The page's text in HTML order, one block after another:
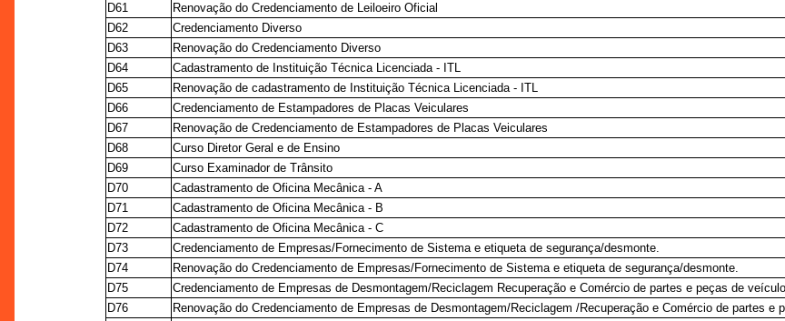
D61
Renovação do Credenciamento de Leiloeiro Oficial
D62
Credenciamento Diverso
D63
Renovação do Credenciamento Diverso
D64
Cadastramento de Instituição Técnica Licenciada - ITL
D65
Renovação de cadastramento de Instituição Técnica Licenciada - ITL
D66
Credenciamento de Estampadores de Placas Veiculares
D67
Renovação de Credenciamento de Estampadores de Placas Veiculares
D68
Curso Diretor Geral e de Ensino
D69
Curso Examinador de Trânsito
D70
Cadastramento de Oficina Mecânica - A
D71
Cadastramento de Oficina Mecânica - B
D72
Cadastramento de Oficina Mecânica - C
D73
Credenciamento de Empresas/Fornecimento de Sistema e etiqueta de segurança/desmonte.
D74
Renovação do Credenciamento de Empresas/Fornecimento de Sistema e etiqueta de segurança/desmonte.
D75
Credenciamento de Empresas de Desmontagem/Reciclagem Recuperação e Comércio de partes e peças de
D76
Renovação do Credenciamento de Empresas de Desmontagem/Reciclagem /Recuperação e Comércio de partes e